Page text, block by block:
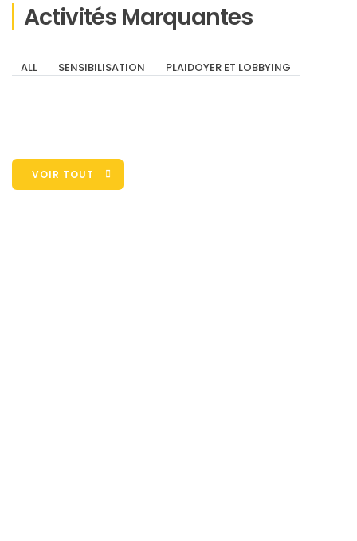
Activités Marquantes
ALL SENSIBILISATION PLAIDOYER ET LOBBYING
VOIR TOUT